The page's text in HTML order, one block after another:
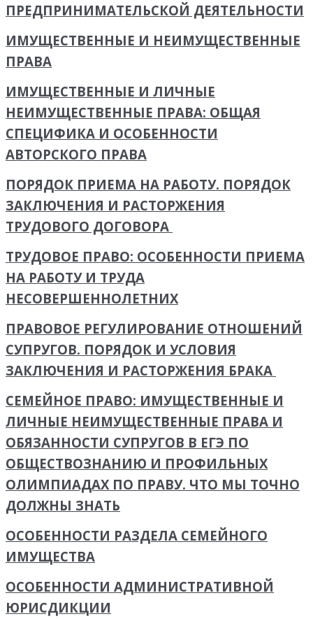
ПРЕДПРИНИМАТЕЛЬСКОЙ ДЕЯТЕЛЬНОСТИ
ИМУЩЕСТВЕННЫЕ И НЕИМУЩЕСТВЕННЫЕ
ПРАВА
ИМУЩЕСТВЕННЫЕ И ЛИЧНЫЕ
НЕИМУЩЕСТВЕННЫЕ ПРАВА: ОБЩАЯ
СПЕЦИФИКА И ОСОБЕННОСТИ
АВТОРСКОГО ПРАВА
ПОРЯДОК ПРИЕМА НА РАБОТУ. ПОРЯДОК
ЗАКЛЮЧЕНИЯ И РАСТОРЖЕНИЯ
ТРУДОВОГО ДОГОВОРА
ТРУДОВОЕ ПРАВО: ОСОБЕННОСТИ ПРИЕМА
НА РАБОТУ И ТРУДА
НЕСОВЕРШЕННОЛЕТНИХ
ПРАВОВОЕ РЕГУЛИРОВАНИЕ ОТНОШЕНИЙ
СУПРУГОВ. ПОРЯДОК И УСЛОВИЯ
ЗАКЛЮЧЕНИЯ И РАСТОРЖЕНИЯ БРАКА
СЕМЕЙНОЕ ПРАВО: ИМУЩЕСТВЕННЫЕ И
ЛИЧНЫЕ НЕИМУЩЕСТВЕННЫЕ ПРАВА И
ОБЯЗАННОСТИ СУПРУГОВ В ЕГЭ ПО
ОБЩЕСТВОЗНАНИЮ И ПРОФИЛЬНЫХ
ОЛИМПИАДАХ ПО ПРАВУ. ЧТО МЫ ТОЧНО
ДОЛЖНЫ ЗНАТЬ
ОСОБЕННОСТИ РАЗДЕЛА СЕМЕЙНОГО
ИМУЩЕСТВА
ОСОБЕННОСТИ АДМИНИСТРАТИВНОЙ
ЮРИСДИКЦИИ